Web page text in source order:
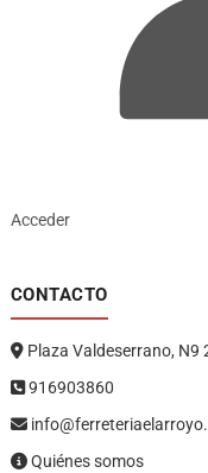
Acceder
CONTACTO
Plaza Valdeserrano, N9
916903860
Quiénes somos